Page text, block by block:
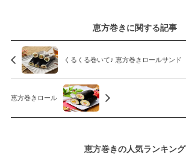
恵方巻きに関する記事
くるくる巻いて♪ 恵方巻きロールサンド
恵方巻きロール
恵方巻きの人気ランキング